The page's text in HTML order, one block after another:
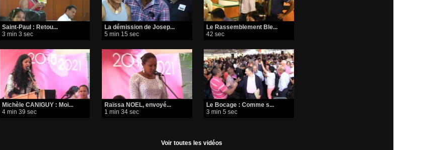
Saint-Paul : Retou...
3 min 3 sec
La démission de Josep...
5 min 15 sec
Le Rassemblement Ble...
42 sec
Michèle CANIGUY : Moi...
4 min 39 sec
Raïssa NOEL, envoyé...
1 min 34 sec
Le Bocage : Comme s...
3 min 5 sec
Voir toutes les vidéos